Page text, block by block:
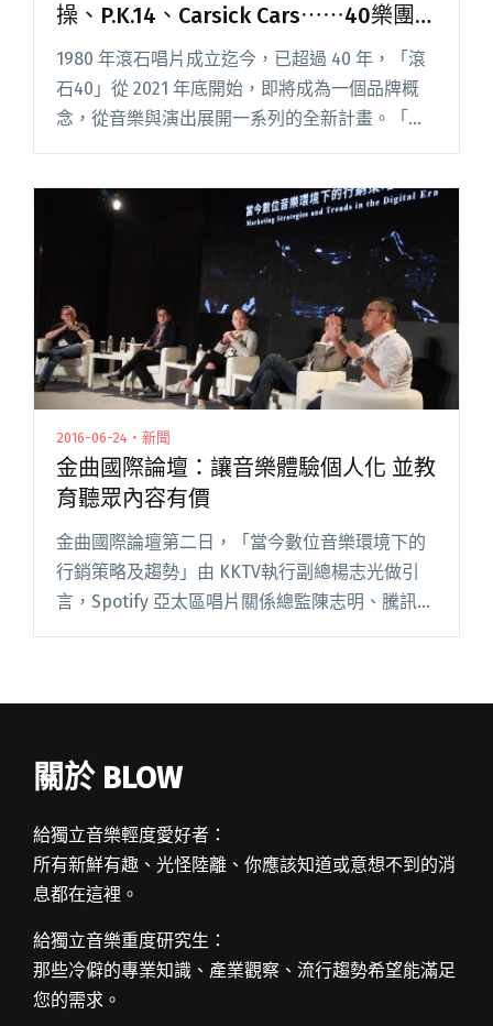
操、P.K.14、Carsick Cars⋯⋯40樂團將
翻唱滾石金曲
1980 年滾石唱片成立迄今，已超過 40 年，「滾
石40」從 2021 年底開始，即將成為一個品牌概
念，從音樂與演出展開一系列的全新計畫。「滾
石40」推出的第一個系列計畫就是「滾石撞樂
組樂團閱讀全文 "「滾石40撞樂隊」傷心欲絕、
大象體操、P.K.14、Carsick Cars⋯⋯40樂團將翻
2016-06-24・新聞
金曲國際論壇：讓音樂體驗個人化 並教
育聽眾內容有價
金曲國際論壇第二日，「當今數位音樂環境下的
行銷策略及趨勢」由 KKTV執行副總楊志光做引
言，Spotify 亞太區唱片關係總監陳志明、騰訊數
關於 BLOW
給獨立音樂輕度愛好者：
所有新鮮有趣、光怪陸離、你應該知道或意想不到的消
息都在這裡。
給獨立音樂重度研究生：
那些冷僻的專業知識、產業觀察、流行趨勢希望能滿足
您的需求。